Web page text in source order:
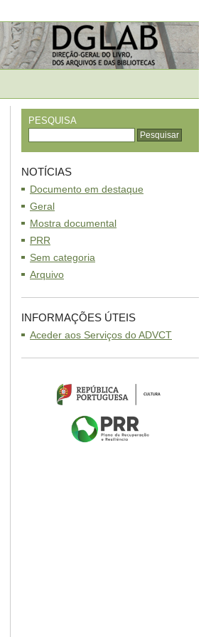
PESQUISA
NOTÍCIAS
Documento em destaque
Geral
Mostra documental
PRR
Sem categoria
Arquivo
INFORMAÇÕES ÚTEIS
Aceder aos Serviços do ADVCT